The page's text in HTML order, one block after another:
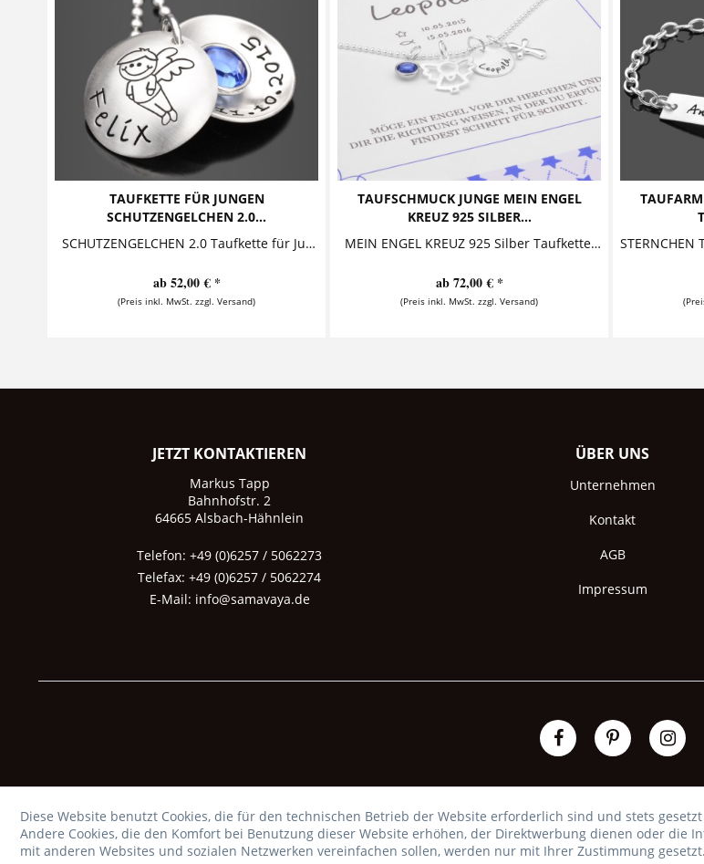
TAUFKETTE FÜR JUNGEN
SCHUTZENGELCHEN 2.0...
SCHUTZENGELCHEN 2.0 Taufkette für Jungen mit Schutzengel von samavaya Diese bezaubernde Taufkette mit Gravur für Jungen aus 925 Sterling...
ab 52,00 € *
(Preis inkl. MwSt. zzgl. Versand)
TAUFSCHMUCK JUNGE MEIN ENGEL
KREUZ 925 SILBER...
MEIN ENGEL KREUZ 925 Silber Taufkette in Geschenkbox Taufkette bestehend aus einem süßen kleinen Engel, einem Namensanhänger, einem Kreuz und...
ab 72,00 € *
(Preis inkl. MwSt. zzgl. Versand)
JETZT KONTAKTIEREN
Markus Tapp
Bahnhofstr. 2
64665 Alsbach-Hähnlein
Telefon: +49 (0)6257 / 5062273
Telefax: +49 (0)6257 / 5062274
E-Mail: info@samavaya.de
ÜBER UNS
Unternehmen
Kontakt
AGB
Impressum
Diese Website benutzt Cookies, die für den technischen Betrieb der Website erforderlich sind und stets
Andere Cookies, die den Komfort bei Benutzung dieser Website erhöhen, der Direktwerbung dienen oder die
mit anderen Websites und sozialen Netzwerken vereinfachen sollen, werden nur mit Ihrer Zustimmung gesetzt.